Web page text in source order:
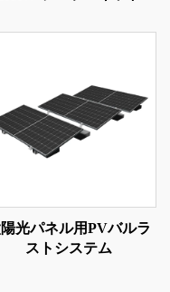
光パネル用PVバルラ
ストシステム